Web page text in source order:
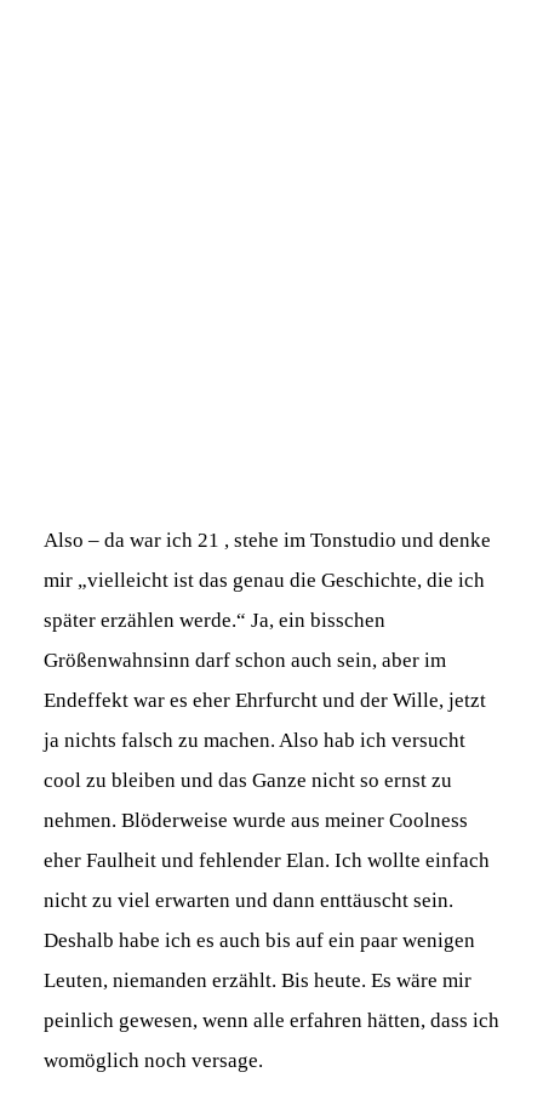
Also – da war ich 21 , stehe im Tonstudio und denke
mir „vielleicht ist das genau die Geschichte, die ich
später erzählen werde.“ Ja, ein bisschen
Größenwahnsinn darf schon auch sein, aber im
Endeffekt war es eher Ehrfurcht und der Wille, jetzt
ja nichts falsch zu machen. Also hab ich versucht
cool zu bleiben und das Ganze nicht so ernst zu
nehmen. Blöderweise wurde aus meiner Coolness
eher Faulheit und fehlender Elan. Ich wollte einfach
nicht zu viel erwarten und dann enttäuscht sein.
Deshalb habe ich es auch bis auf ein paar wenigen
Leuten, niemanden erzählt. Bis heute. Es wäre mir
peinlich gewesen, wenn alle erfahren hätten, dass ich
womöglich noch versage.